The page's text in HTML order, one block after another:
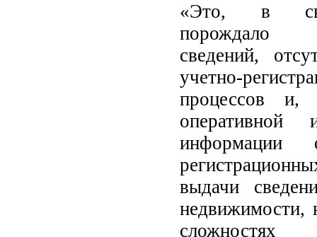
«Это, в
порождало
сведений,
учетно-
процессов и,
оперативной
информации
выдачи
недвижимости,
сложностях